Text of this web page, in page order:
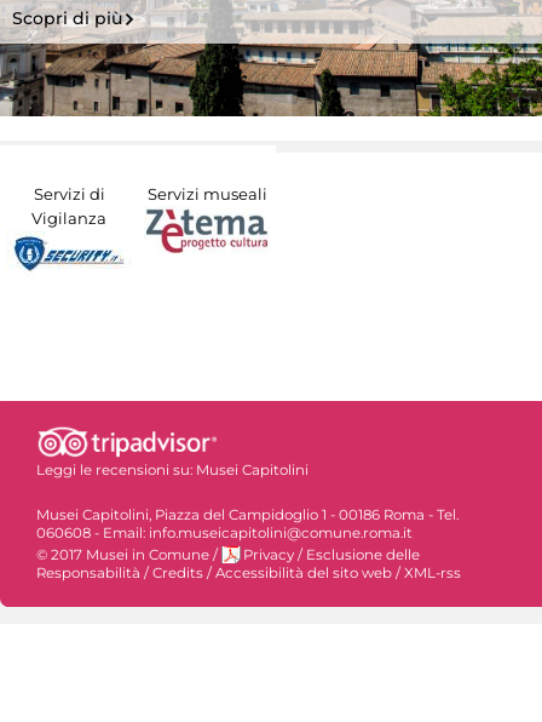
Scopri di più
Servizi di
Vigilanza
Servizi museali
Leggi le recensioni su: Musei Capitolini
Musei Capitolini, Piazza del Campidoglio 1 - 00186 Roma - Tel.
060608 - Email: info.museicapitolini@comune.roma.it
© 2017 Musei in Comune / Privacy / Esclusione delle
Responsabilità / Credits / Accessibilità del sito web / XML-rss